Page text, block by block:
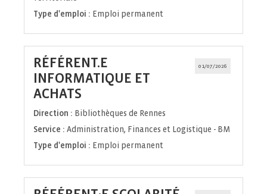
Type d'emploi : Emploi permanent
01/07/2026
RÉFÉRENT.E
INFORMATIQUE ET
ACHATS
fenêtre)
Direction : Bibliothèques de Rennes
Service : Administration, Finances et Logistique - BM
Type d'emploi : Emploi permanent